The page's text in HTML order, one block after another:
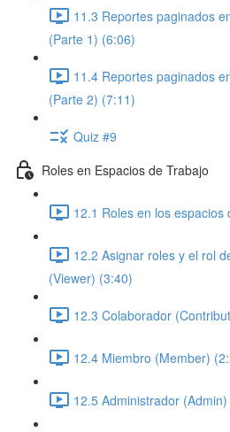
11.3 Reportes paginados
(Parte 1) (6:06)
11.4 Reportes paginados
(Parte 2) (7:11)
Quiz #9
Roles en Espacios de Trabajo
12.1 Roles en los espacios
12.2 Asignar roles y el rol
(Viewer) (3:40)
12.3 Colaborador
12.4 Miembro (Member)
12.5 Administrador